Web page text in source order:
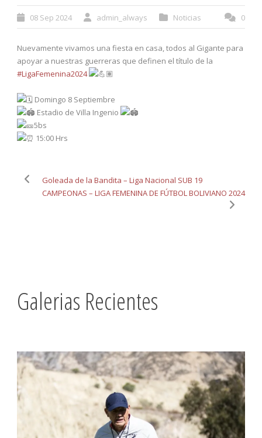
08 Sep 2024 admin_always Noticias 0
Nuevamente vivamos una fiesta en casa, todos al Gigante para
apoyar a nuestras guerreras que definen el título de la
#LigaFemenina2024
Domingo 8 Septiembre
Estadio de Villa Ingenio
5bs
15:00 Hrs
Goleada de la Bandita – Liga Nacional SUB 19
CAMPEONAS – LIGA FEMENINA DE FÚTBOL BOLIVIANO 2024
Galerias Recientes